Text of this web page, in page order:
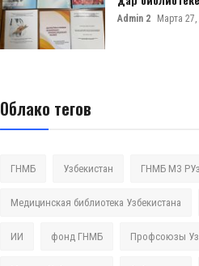
Admin 2 Марта 27,
Облако тегов
ГНМБ Узбекистан ГНМБ МЗ РУз
Медицинская библиотека Узбекистана
ИИ фонд ГНМБ Профсоюзы